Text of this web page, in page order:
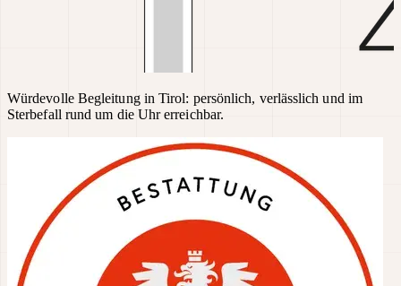
Würdevolle Begleitung in Tirol: persönlich, verlässlich und im
Sterbefall rund um die Uhr erreichbar.